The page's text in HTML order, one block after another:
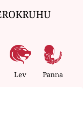
Lev Panna